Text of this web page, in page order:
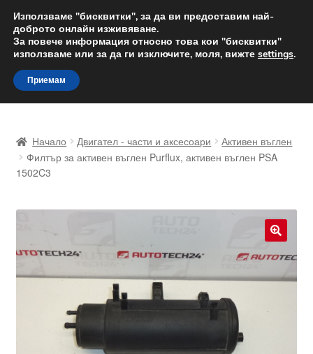
ДОСТАВКА от 12 лв.
Доставка по целия свят
Skip
to
navigation
Skip
to
content
Доставка по целия свят
Моята сметка
Начало Двигател - части и аксесоари
Активен въглен
Филтър за активен въглен Purflux, активен въглен PSA
1502C3
🔍
Използваме "бисквитки", за да ви предоставим най-
доброто онлайн изживяване.
За повече информация относно това кои "бисквитки"
използваме или за да ги изключите, моля, вижте settings.
Приемам